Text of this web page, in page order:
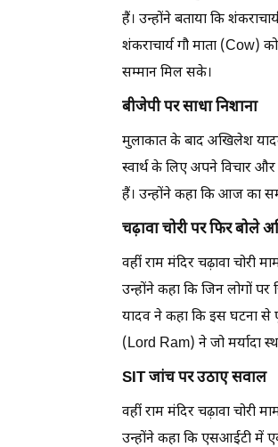
हैं। उन्होंने बताया कि
शंकराचार्य गौ माता (Cow)
सम्मान मिल सके।
बीजेपी पर साधा निशाना
मुलाकात के बाद अखिलेश
स्वार्थ के लिए अपने विचार
हैं। उन्होंने कहा कि आज का
चढ़ावा चोरी पर फिर बोले
वहीं राम मंदिर चढ़ावा
उन्होंने कहा कि जिन लोगों पर
यादव ने कहा कि इस घटना से
(Lord Ram) ने जो मर्यादा
SIT जांच पर उठाए सवाल
वहीं राम मंदिर चढ़ावा
उन्होंने कहा कि एसआईटी में